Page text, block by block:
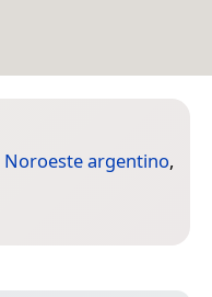
Noroeste argentino,